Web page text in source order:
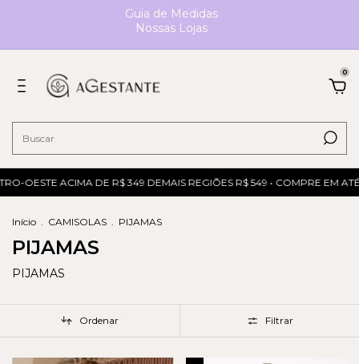
Guia de Medidas
Nossas Lojas
0
OESTE ACIMA DE R$ 349 DEMAIS REGIÕES R$ 549 • COMPRE EM
Início . CAMISOLAS . PIJAMAS
PIJAMAS
PIJAMAS
Ordenar Filtrar